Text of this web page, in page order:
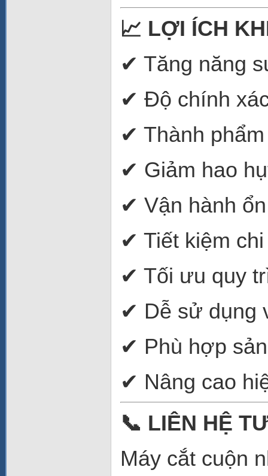
📈 LỢI ÍCH
✔ Tăng năng
✔ Độ chính
✔ Thành
✔ Giảm hao
✔ Vận hành
✔ Tiết kiệm
✔ Tối ưu quy
✔ Dễ sử dụng
✔ Phù hợp
✔ Nâng cao
📞 LIÊN HỆ
Máy cắt cuộn